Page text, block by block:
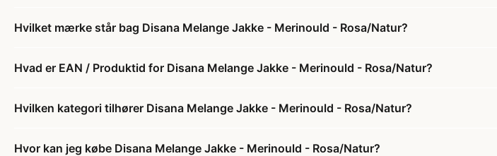
Hvilket mærke står bag Disana Melange Jakke - Merinould - Rosa/Natur?
Hvad er EAN / Produktid for Disana Melange Jakke - Merinould - Rosa/Natur?
Hvilken kategori tilhører Disana Melange Jakke - Merinould - Rosa/Natur?
Hvor kan jeg købe Disana Melange Jakke - Merinould - Rosa/Natur?